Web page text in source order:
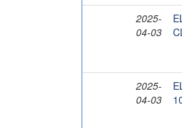
2025-
04-03
2025-
04-03